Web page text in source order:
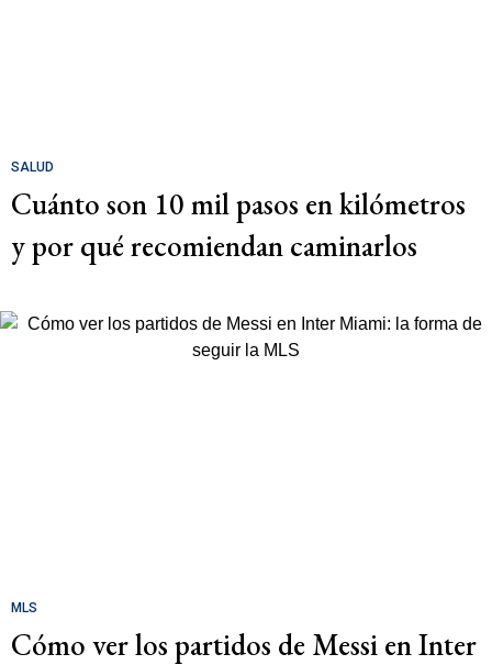
SALUD
Cuánto son 10 mil pasos en kilómetros
y por qué recomiendan caminarlos
MLS
Cómo ver los partidos de Messi en Inter